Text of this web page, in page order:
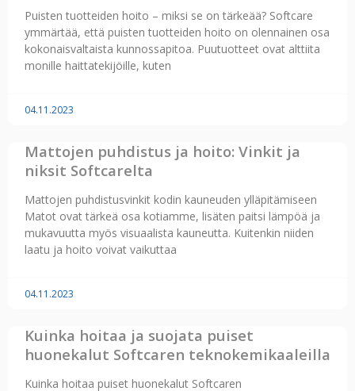
Puisten tuotteiden hoito – miksi se on tärkeää? Softcare
ymmärtää, että puisten tuotteiden hoito on olennainen osa
kokonaisvaltaista kunnossapitoa. Puutuotteet ovat alttiita
monille haittatekijöille, kuten
04.11.2023
Mattojen puhdistus ja hoito: Vinkit ja
niksit Softcarelta
Mattojen puhdistusvinkit kodin kauneuden ylläpitämiseen
Matot ovat tärkeä osa kotiamme, lisäten paitsi lämpöä ja
mukavuutta myös visuaalista kauneutta. Kuitenkin niiden
laatu ja hoito voivat vaikuttaa
04.11.2023
Kuinka hoitaa ja suojata puiset
huonekalut Softcaren teknokemikaaleilla
Kuinka hoitaa puiset huonekalut Softcaren